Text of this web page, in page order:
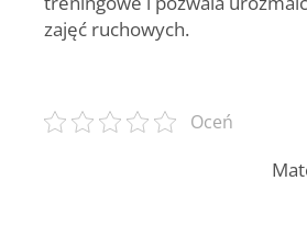
zajęć ruchowych.
Oceń